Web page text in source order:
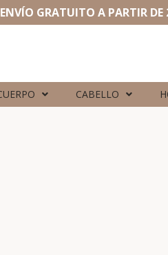
ENVÍO GRATUITO A PARTIR DE
CABELLO